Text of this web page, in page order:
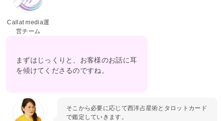
Callat media運
営チーム
まずはじっくりと、お客様のお話に耳
を傾けてくださるのですね。
そこから必要に応じて西洋占星術とタロットカード
で鑑定していきます。